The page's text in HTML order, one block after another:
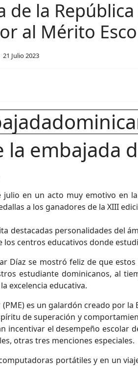
de la
al Mérito
21 Julio 2023
la embajada
julio en un acto muy emotivo en
a los ganadores de la XIII
destacadas personalidades del
los centros educativos donde
Díaz se mostró feliz de que
estudiante dominicanos, al
excelencia educativa.
es un galardón creado por
de superación y
incentivar el desempeño escolar
otras tres menciones especiales.
portátiles y en un